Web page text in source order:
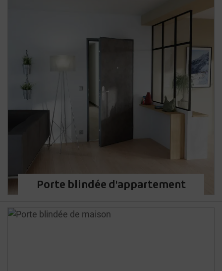
Porte blindée d'appartement